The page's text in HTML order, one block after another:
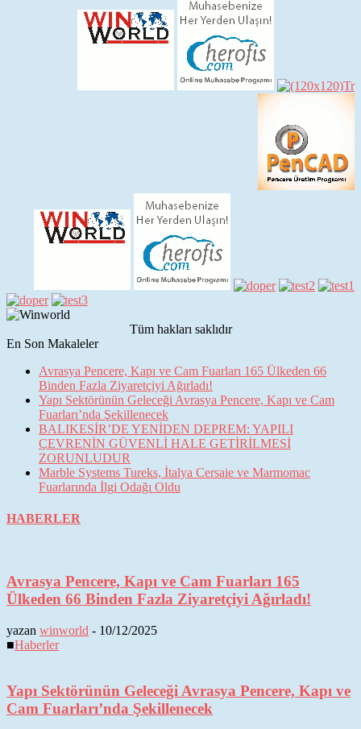
Tüm hakları saklıdır
En Son Makaleler
Avrasya Pencere, Kapı ve Cam Fuarları 165 Ülkeden 66
Binden Fazla Ziyaretçiyi Ağırladı!
Yapı Sektörünün Geleceği Avrasya Pencere, Kapı ve Cam
Fuarları’nda Şekillenecek
BALIKESİR’DE YENİDEN DEPREM: YAPILI
ÇEVRENİN GÜVENLİ HALE GETİRİLMESİ
ZORUNLUDUR
Marble Systems Tureks, İtalya Cersaie ve Marmomac
Fuarlarında İlgi Odağı Oldu
HABERLER
Avrasya Pencere, Kapı ve Cam Fuarları 165
Ülkeden 66 Binden Fazla Ziyaretçiyi Ağırladı!
yazan winworld - 10/12/2025
■Haberler
Yapı Sektörünün Geleceği Avrasya Pencere, Kapı ve
Cam Fuarları’nda Şekillenecek